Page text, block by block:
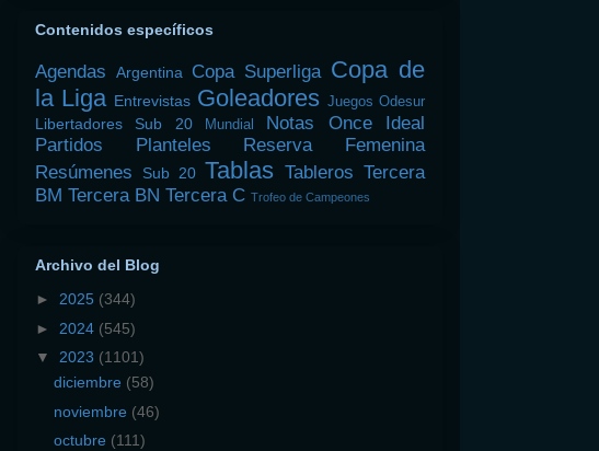
Contenidos específicos
Agendas Argentina Copa Superliga Copa de
la Liga Entrevistas Goleadores Juegos Odesur
Libertadores Sub 20 Mundial Notas
Once Ideal
Partidos
Planteles
Reserva Femenina
Resúmenes
Sub 20 Tablas Tableros Tercera
BM Tercera BN Tercera C Trofeo de Campeones
Archivo del Blog
► 2025 (344)
► 2024 (545)
▼ 2023 (1101)
diciembre (58)
noviembre (46)
octubre (111)